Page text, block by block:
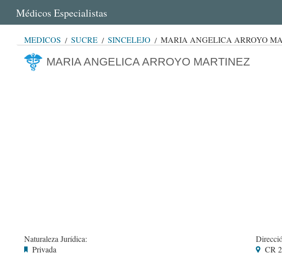
Médicos Especialistas
MÉDICOS SUCRE SINCELEJO MARIA ANGELICA ARROYO
MARIA ANGELICA ARROYO MARTINEZ
Naturaleza Jurídica:
Privada
CR